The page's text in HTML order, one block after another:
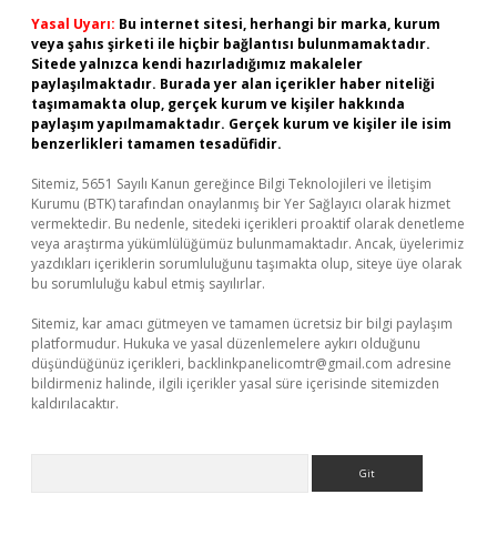
Yasal Uyarı: Bu internet sitesi, herhangi bir marka, kurum
veya şahıs şirketi ile hiçbir bağlantısı bulunmamaktadır.
Sitede yalnızca kendi hazırladığımız makaleler
paylaşılmaktadır. Burada yer alan içerikler haber niteliği
taşımamakta olup, gerçek kurum ve kişiler hakkında
paylaşım yapılmamaktadır. Gerçek kurum ve kişiler ile isim
benzerlikleri tamamen tesadüfidir.
Sitemiz, 5651 Sayılı Kanun gereğince Bilgi Teknolojileri ve İletişim
Kurumu (BTK) tarafından onaylanmış bir Yer Sağlayıcı olarak hizmet
vermektedir. Bu nedenle, sitedeki içerikleri proaktif olarak denetleme
veya araştırma yükümlülüğümüz bulunmamaktadır. Ancak, üyelerimiz
yazdıkları içeriklerin sorumluluğunu taşımakta olup, siteye üye olarak
bu sorumluluğu kabul etmiş sayılırlar.
Sitemiz, kar amacı gütmeyen ve tamamen ücretsiz bir bilgi paylaşım
platformudur. Hukuka ve yasal düzenlemelere aykırı olduğunu
düşündüğünüz içerikleri, backlinkpanelicomtr@gmail.com adresine
bildirmeniz halinde, ilgili içerikler yasal süre içerisinde sitemizden
kaldırılacaktır.